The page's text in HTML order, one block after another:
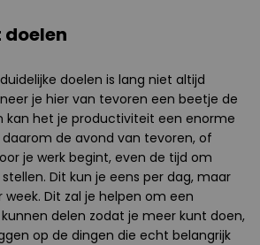
doelen
doelen is lang niet altijd
je hier van tevoren een beetje de
kan het je productiviteit een enorme
de avond van tevoren, of
je werk begint, even de tijd om
Dit kun je eens per dag, maar
Dit zal je helpen om een
delen zodat je meer kunt doen,
op de dingen die echt belangrijk